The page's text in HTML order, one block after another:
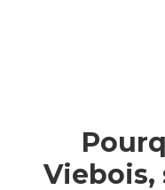
Viebois,